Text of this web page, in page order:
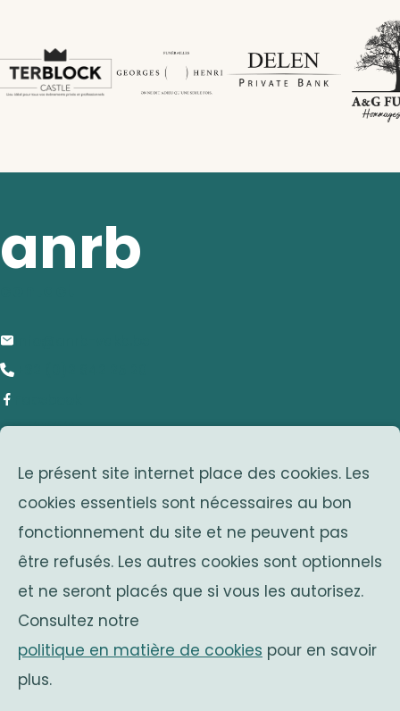
Le présent site internet place des cookies. Les
cookies essentiels sont nécessaires au bon
fonctionnement du site et ne peuvent pas
être refusés. Les autres cookies sont optionnels
et ne seront placés que si vous les autorisez.
Consultez notre
politique en matière de cookies pour en savoir
plus.
anrb
adresse
Avenue Franklin Roosevelt 25
1050 Bruxelles
Belgium
associations sœurs
Solidaritas
Fonds Keingiaert
monarchie belge